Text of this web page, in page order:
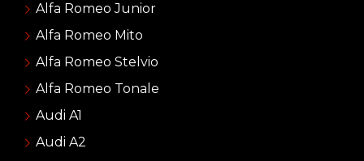
Alfa Romeo Junior
Alfa Romeo Mito
Alfa Romeo Stelvio
Alfa Romeo Tonale
Audi A1
Audi A2